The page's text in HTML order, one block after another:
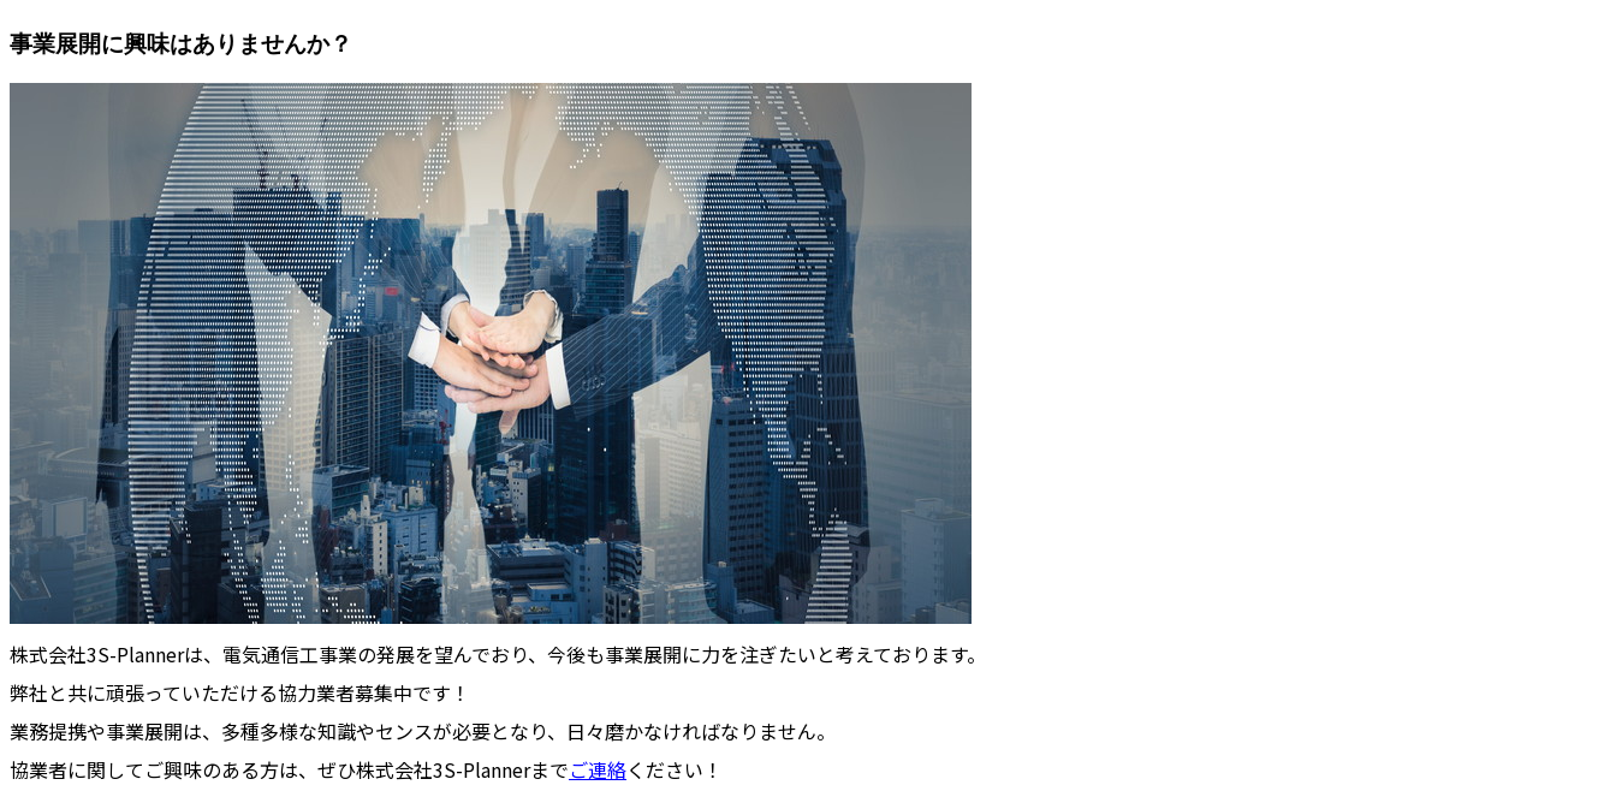
事業展開に興味はありませんか？
株式会社3S-Plannerは、電気通信工事業の発展を望んでおり、今後も事業展開に力を注ぎたいと考えております。
弊社と共に頑張っていただける協力業者募集中です！
業務提携や事業展開は、多種多様な知識やセンスが必要となり、日々磨かなければなりません。
協業者に関してご興味のある方は、ぜひ株式会社3S-Plannerまでご連絡ください！